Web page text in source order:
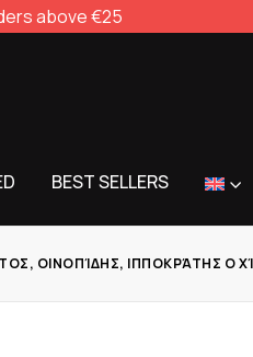
above €25
BEST SELLERS
ΙΠΠΟΚΡΆΤΗΣ Ο